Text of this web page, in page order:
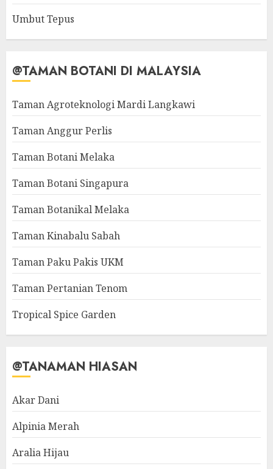
Umbut Tepus
@TAMAN BOTANI DI MALAYSIA
Taman Agroteknologi Mardi Langkawi
Taman Anggur Perlis
Taman Botani Melaka
Taman Botani Singapura
Taman Botanikal Melaka
Taman Kinabalu Sabah
Taman Paku Pakis UKM
Taman Pertanian Tenom
Tropical Spice Garden
@TANAMAN HIASAN
Akar Dani
Alpinia Merah
Aralia Hijau